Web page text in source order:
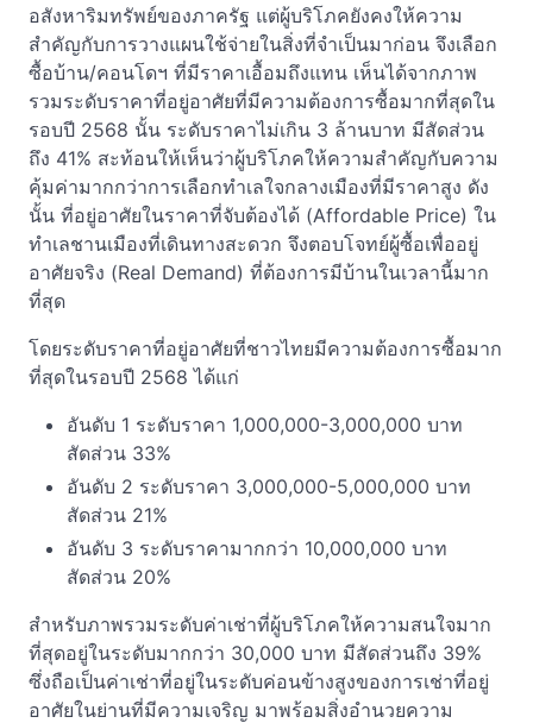
อสังหาริมทรัพย์ของภาครัฐ แต่ผู้บริโภคยังคงให้ความ
สำคัญกับการวางแผนใช้จ่ายในสิ่งที่จำเป็นมาก่อน จึงเลือก
ซื้อบ้าน/คอนโดฯ ที่มีราคาเอื้อมถึงแทน เห็นได้จากภาพ
รวมระดับราคาที่อยู่อาศัยที่มีความต้องการซื้อมากที่สุดใน
รอบปี 2568 นั้น ระดับราคาไม่เกิน 3 ล้านบาท มีสัดส่วน
ถึง 41% สะท้อนให้เห็นว่าผู้บริโภคให้ความสำคัญกับความ
คุ้มค่ามากกว่าการเลือกทำเลใจกลางเมืองที่มีราคาสูง ดัง
นั้น ที่อยู่อาศัยในราคาที่จับต้องได้ (Affordable Price) ใน
ทำเลชานเมืองที่เดินทางสะดวก จึงตอบโจทย์ผู้ซื้อเพื่ออยู่
อาศัยจริง (Real Demand) ที่ต้องการมีบ้านในเวลานี้มาก
ที่สุด
โดยระดับราคาที่อยู่อาศัยที่ชาวไทยมีความต้องการซื้อมาก
ที่สุดในรอบปี 2568 ได้แก่
อันดับ 1 ระดับราคา 1,000,000-3,000,000 บาท
สัดส่วน 33%
อันดับ 2 ระดับราคา 3,000,000-5,000,000 บาท
สัดส่วน 21%
อันดับ 3 ระดับราคามากกว่า 10,000,000 บาท
สัดส่วน 20%
สำหรับภาพรวมระดับค่าเช่าที่ผู้บริโภคให้ความสนใจมาก
ที่สุดอยู่ในระดับมากกว่า 30,000 บาท มีสัดส่วนถึง 39%
ซึ่งถือเป็นค่าเช่าที่อยู่ในระดับค่อนข้างสูงของการเช่าที่อยู่
อาศัยในย่านที่มีความเจริญ มาพร้อมสิ่งอำนวยความ